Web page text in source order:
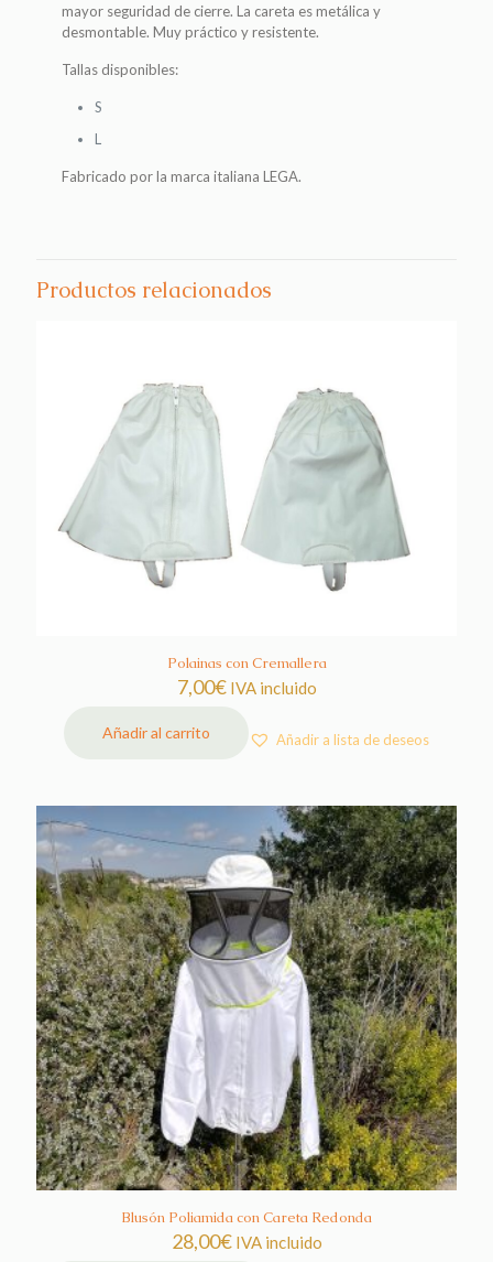
mayor seguridad de cierre. La careta es metálica y
desmontable. Muy práctico y resistente.
Tallas disponibles:
S
L
Fabricado por la marca italiana LEGA.
Productos relacionados
Polainas con Cremallera
7,00€ IVA incluido
Añadir al carrito Añadir a lista de deseos
Blusón Poliamida con Careta Redonda
28,00€ IVA incluido